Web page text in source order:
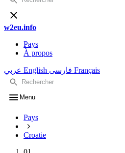
w2eu.info
Pays
À propos
عربي English فارسی Français
Menu
Pays
Croatie